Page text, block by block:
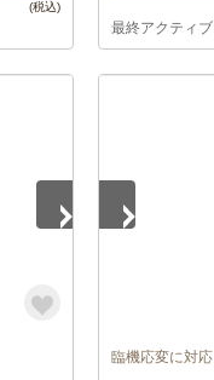
最終アクティ
臨機応変に対